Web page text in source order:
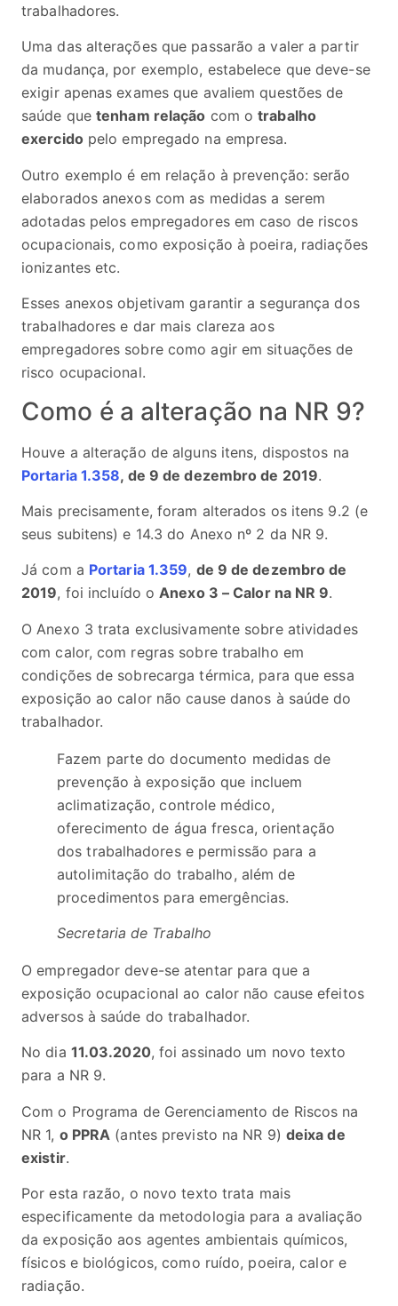
trabalhadores.
Uma das alterações que passarão a valer a partir
da mudança, por exemplo, estabelece que deve-se
exigir apenas exames que avaliem questões de
saúde que tenham relação com otrabalho
exercidopelo empregado na empresa.
Outro exemplo é em relação à prevenção: serão
elaborados anexos com as medidas a serem
adotadas pelos empregadores em caso de riscos
ocupacionais, como exposição à poeira, radiações
ionizantes etc.
Esses anexos objetivam garantir a segurança dos
trabalhadores e dar mais clareza aos
empregadores sobre como agir em situações de
risco ocupacional.
Como é a alteração na NR 9?
Houve a alteração de alguns itens, dispostos na
Portaria 1.358, de 9 de dezembro de 2019.
Mais precisamente, foram alterados os itens 9.2 (e
seus subitens) e 14.3 do Anexo nº 2 da NR 9.
Já com a Portaria 1.359, de 9 de dezembro de
2019, foi incluído oAnexo 3 – Calor na NR 9.
O Anexo 3 trata exclusivamente sobre atividades
com calor, com regras sobre trabalho em
condições de sobrecarga térmica, para que essa
exposição ao calor não cause danos à saúde do
trabalhador.
Fazem parte do documento medidas de
prevenção à exposição que incluem
aclimatização, controle médico,
oferecimento de água fresca, orientação
dos trabalhadores e permissão para a
autolimitação do trabalho, além de
procedimentos para emergências.
Secretaria de Trabalho
O empregador deve-se atentar para que a
exposição ocupacional ao calor não cause efeitos
adversos à saúde do trabalhador.
No dia 11.03.2020, foi assinado um novo texto
para a NR 9.
Com o Programa de Gerenciamento de Riscos na
NR 1, o PPRA (antes previsto na NR 9) deixa de
existir.
Por esta razão, o novo texto trata mais
especificamente da metodologia para a avaliação
da exposição aos agentes ambientais químicos,
físicos e biológicos, como ruído, poeira, calor e
radiação.